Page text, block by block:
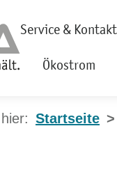
Service & Kontakt
Ökostrom
Startseite